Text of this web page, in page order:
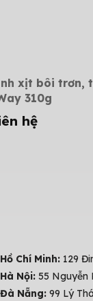
xịt bôi trơn,
310g
hệ
Hồ Chí Minh: 129
Hà Nội: 55 Nguyễn
Đà Nẵng: 99 Lý